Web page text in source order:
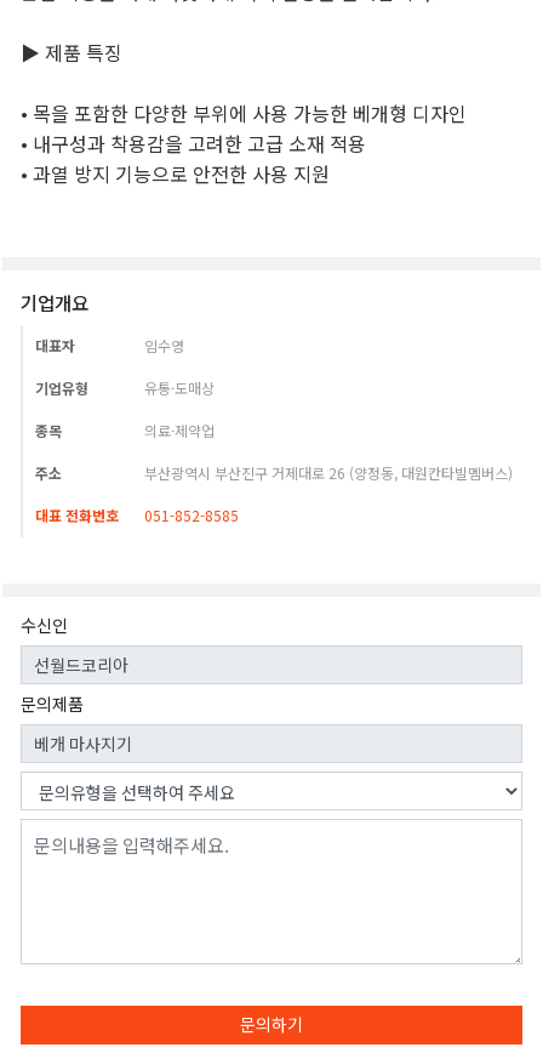
기업개요
대표자 임수영
기업유형 유통·도매상
종목 의료·제약업
주소 부산광역시 부산진구 거제대로 26 (양정동, 대원칸타빌멤버스)
대표 전화번호 051-852-8585
수신인
문의제품
문의하기